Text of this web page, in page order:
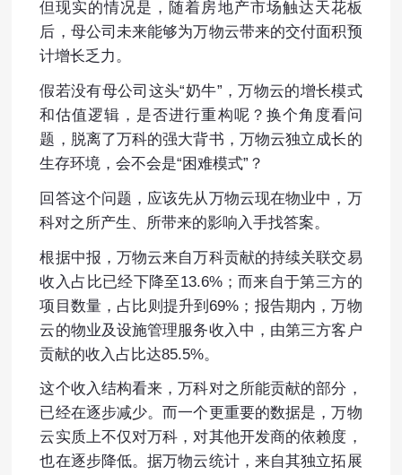
但现实的情况是，随着房地产市场触达天花板
后，母公司未来能够为万物云带来的交付面积预
计增长乏力。
假若没有母公司这头“奶牛”，万物云的增长模式
和估值逻辑，是否进行重构呢？换个角度看问
题，脱离了万科的强大背书，万物云独立成长的
生存环境，会不会是“困难模式”？
回答这个问题，应该先从万物云现在物业中，万
科对之所产生、所带来的影响入手找答案。
根据中报，万物云来自万科贡献的持续关联交易
收入占比已经下降至13.6%；而来自于第三方的
项目数量，占比则提升到69%；报告期内，万物
云的物业及设施管理服务收入中，由第三方客户
贡献的收入占比达85.5%。
这个收入结构看来，万科对之所能贡献的部分，
已经在逐步减少。而一个更重要的数据是，万物
云实质上不仅对万科，对其他开发商的依赖度，
也在逐步降低。据万物云统计，来自其独立拓展